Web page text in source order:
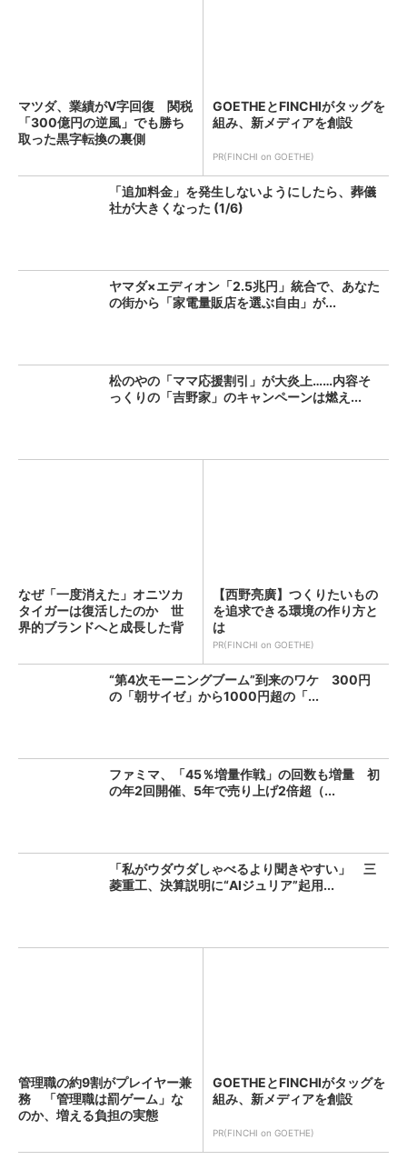
マツダ、業績がV字回復 関税
「300億円の逆風」でも勝ち
取った黒字転換の裏側
GOETHEとFINCHIがタッグを
組み、新メディアを創設
PR(FINCHI on GOETHE)
「追加料金」を発生しないようにしたら、葬儀
社が大きくなった (1/6)
ヤマダ×エディオン「2.5兆円」統合で、あなた
の街から「家電量販店を選ぶ自由」が...
松のやの「ママ応援割引」が大炎上……内容そ
っくりの「吉野家」のキャンペーンは燃え...
なぜ「一度消えた」オニツカ
タイガーは復活したのか 世
界的ブランドへと成長した背
【西野亮廣】つくりたいもの
を追求できる環境の作り方と
は
PR(FINCHI on GOETHE)
“第4次モーニングブーム”到来のワケ 300円
の「朝サイゼ」から1000円超の「...
ファミマ、「45％増量作戦」の回数も増量 初
の年2回開催、5年で売り上げ2倍超（...
「私がウダウダしゃべるより聞きやすい」 三
菱重工、決算説明に“AIジュリア”起用...
管理職の約9割がプレイヤー兼
務 「管理職は罰ゲーム」な
のか、増える負担の実態
GOETHEとFINCHIがタッグを
組み、新メディアを創設
PR(FINCHI on GOETHE)